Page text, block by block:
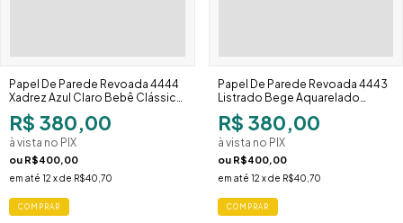
Papel De Parede Revoada 4444
Xadrez Azul Claro Bebê Clássico
Delicado
R$ 380,00
à vista no PIX
ou R$400,00
em até 12 x de R$40,70
Papel De Parede Revoada 4443
Listrado Bege Aquarelado
Listras Irregulares
R$ 380,00
à vista no PIX
ou R$400,00
em até 12 x de R$40,70